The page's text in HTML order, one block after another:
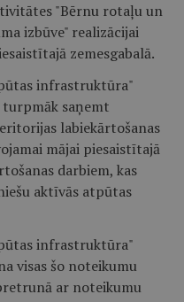
"Bērnu rotaļu un
izbūve" realizācijai
zemesgabalā.
infrastruktūra"
turpmāk saņemt
labiekārtošanas
mājai piesaistītajā
darbiem, kas
aktīvās atpūtas
infrastruktūra"
visas šo noteikumu
ar noteikumu